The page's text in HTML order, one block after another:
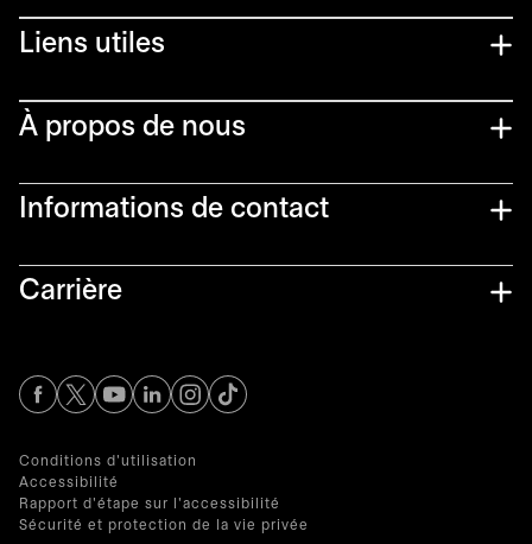
Liens utiles​
À propos de nous
Informations de contact​
Carrière
s’ouvre dans un nouvel onglet
s’ouvre dans un nouvel onglet
s’ouvre dans un nouvel onglet
s’ouvre dans un nouvel onglet
s’ouvre dans un nouvel onglet
Conditions d'utilisation
Accessibilité
Rapport d'étape sur l'accessibilité
Sécurité et protection de la vie privée